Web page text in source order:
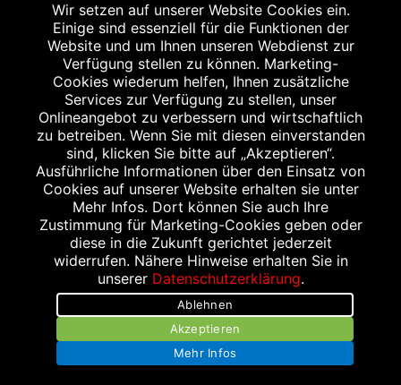
Abgabe in haushaltsüblichen Mengen, solange der Vorrat reicht. Für Druck-
und Satzfehler keine Haftung.
Zu Risiken und Nebenwirkungen lesen Sie die Packungsbeilage und fragen
Sie Ihren Arzt oder Apotheker.
Angabe nach der deutschen Arzneimitteltaxe Apothekenerstattungspreis
(AEP). Der AEP ist keine unverbindliche Preisempfehlung der Hersteller. Der
AEP ist ein von den Apotheken in Ansatz gebrachter Preis für rezeptfreie
Arzneimittel. Er entspricht in der Höhe dem für Apotheken verbindlichen
Abgabepreis, zu dem eine Apotheke in bestimmten Fällen (z.B. bei Kindern
unter 12 Jahren) das Produkt mit der gesetzlichen Krankenversicherung
abrechnet. Der AEP ist der allgemeine Erstattungspreis im Falle einer
Kostenübernahme durch die gesetzlichen Krankenkassen, vor Abzug eines
Zwangsrabattes (zur Zeit 5%) nach §130 Abs. 1 SGB V.
Unverbindliche Preisempfehlung des Herstellers (UVP).
powered by apovena.de
Wir setzen auf unserer Website Cookies ein.
Einige sind essenziell für die Funktionen der
Website und um Ihnen unseren Webdienst zur
Verfügung stellen zu können. Marketing-
Cookies wiederum helfen, Ihnen zusätzliche
Services zur Verfügung zu stellen, unser
Onlineangebot zu verbessern und wirtschaftlich
zu betreiben. Wenn Sie mit diesen einverstanden
sind, klicken Sie bitte auf „Akzeptieren“.
Ausführliche Informationen über den Einsatz von
Cookies auf unserer Website erhalten sie unter
Mehr Infos. Dort können Sie auch Ihre
Zustimmung für Marketing-Cookies geben oder
diese in die Zukunft gerichtet jederzeit
widerrufen. Nähere Hinweise erhalten Sie in
unserer Datenschutzerklärung.
Ablehnen
Akzeptieren
Mehr Infos